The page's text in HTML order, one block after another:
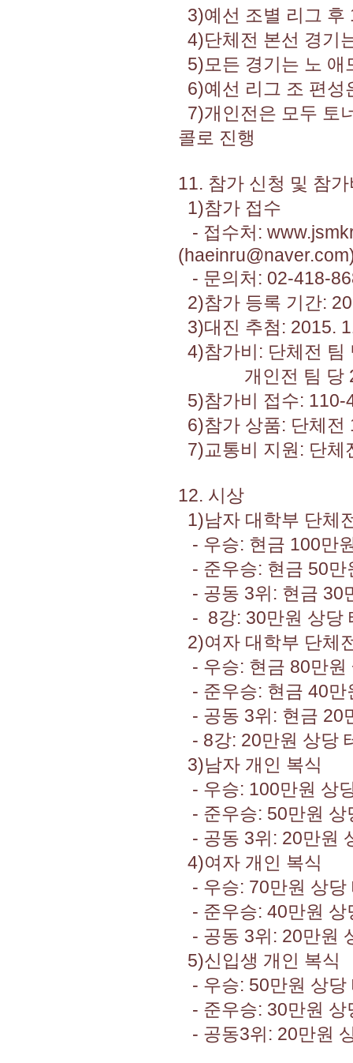
3)예선 조별 리그 후
4)단체전 본선 경기
5)모든 경기는 노 애
6)예선 리그 조 편성
7)개인전은 모두 토
콜로 진행
11. 참가 신청 및 참
1)참가 접수
- 접수처:
- 문의처: 02-418-
2)참가 등록 기간:
3)대진 추첨: 2015.
4)참가비: 단체전 팀
개인전 팀 당
5)참가비 접수:
6)참가 상품: 단체
7)교통비 지원: 단체
12. 시상
1)남자 대학부 단체
- 우승: 현금 100만
- 준우승: 현금 50만
- 공동 3위: 현금 30
- 8강: 30만원 상당
2)여자 대학부 단체
- 우승: 현금 80만원
- 준우승: 현금 40만
- 공동 3위: 현금 20
- 8강: 20만원 상당
3)남자 개인 복식
- 우승: 100만원 상
- 준우승: 50만원 상
- 공동 3위: 20만원
4)여자 개인 복식
- 우승: 70만원 상당
- 준우승: 40만원 상
- 공동 3위: 20만원
5)신입생 개인 복식
- 우승: 50만원 상당
- 준우승: 30만원 상
- 공동3위: 20만원